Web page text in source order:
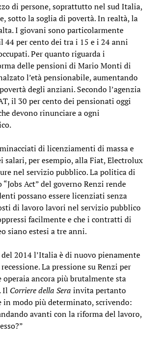
di persone, soprattutto nel sud Italia,
sotto la soglia di povertà. In realtà, la
I giovani sono particolarmente
44 per cento dei tra i 15 e i 24 anni
Per quanto riguarda i
delle pensioni di Mario Monti di
l’età pensionabile, aumentando
degli anziani. Secondo l’agenzia
il 30 per cento dei pensionati oggi
devono rinunciare a ogni
di licenziamenti di massa e
salari, per esempio, alla Fiat, Electrolux
nel servizio pubblico. La politica di
Act” del governo Renzi rende
possano essere licenziati senza
di lavoro lavori nel servizio pubblico
facilmente e che i contratti di
siano estesi a tre anni.
2014 l’Italia è di nuovo pienamente
La pressione su Renzi per
operaia ancora più brutalmente sta
Il Corriere della Sera invita pertanto
in modo più determinato, scrivendo:
avanti con la riforma del lavoro,